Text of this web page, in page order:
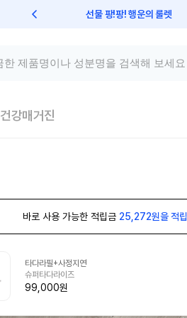
선물 팡!팡! 행운의 룰렛
건강매거진
바로 사용 가능한 적립금 25,272원을 적립
타다라필+사정지연
슈퍼타다라이즈
99,000원